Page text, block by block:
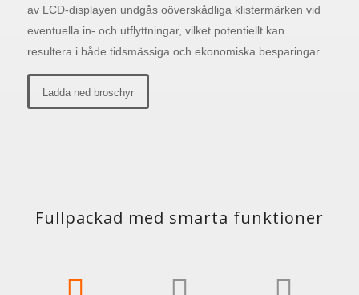
av LCD-displayen undgås oöverskådliga klistermärken vid
eventuella in- och utflyttningar, vilket potentiellt kan
resultera i både tidsmässiga och ekonomiska besparingar.
Ladda ned broschyr
Fullpackad med smarta funktioner